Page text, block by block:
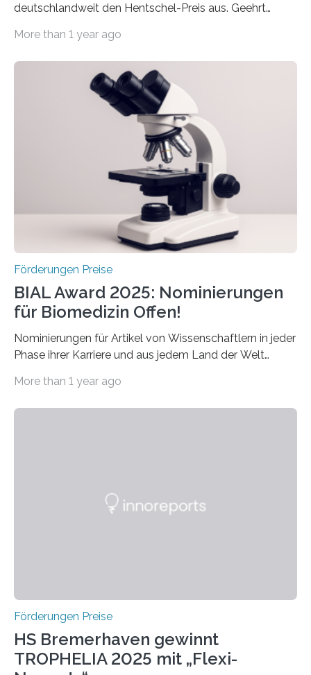
deutschlandweit den Hentschel-Preis aus. Geehrt
hochrangige wissenschaftliche Publikation zum Thema
Schlaganfall“ mit Sitz in Würzburg fördert die
Schlaganfallforschung, um die Behandlung der
Betroffenen zu verbessern. Dazu schreibt sie auch in
diesem Jahr wieder deutschlandweit den Hentschel-
Preis aus. Er richtet sich gezielt an jüngere
Forscherinnen und Forscher unter 40 Jahren. Geehrt
werden soll eine herausragende Doktorarbeit oder eine
hochrangige wissenschaftliche Publikation zum Thema
More than 1 year ago
Förderungen Preise
BIAL Award 2025: Nominierungen
für Biomedizin Offen!
Nominierungen für Artikel von Wissenschaftlern in jeder
Phase ihrer Karriere und aus jedem Land der Welt
Leben gerufen, um die bemerkenswertesten
Foundation, des BIAL Award in Biomedicine ist in
More than 1 year ago
Förderungen Preise
HS Bremerhaven gewinnt
TROPHELIA 2025 mit „Flexi-